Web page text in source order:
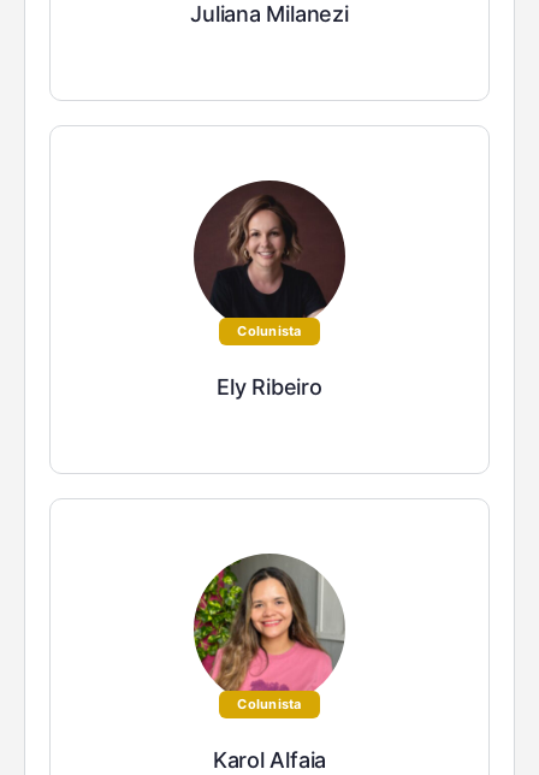
Juliana Milanezi
Colunista
Ely Ribeiro
Colunista
Karol Alfaia